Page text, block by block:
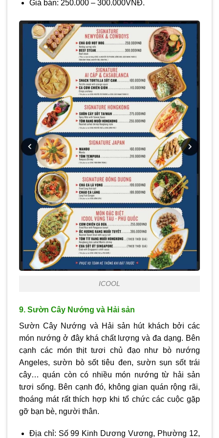
Giá bán: 250.000 – 300.000VNĐ.
ICOOL
9. Sườn Cây Nướng và Hải sản
Sườn Cây Nướng và Hải sản hút khách bởi các
món nướng ở đây khá chất lượng và đa dạng. Bên
cạnh các món thịt tươi chủ đạo như bò nướng
Angeles, sườn bò sốt tiêu đen, sườn sụn sốt trái
cây… quán còn có nhiều món nướng từ hải sản
tươi sống. Bên cạnh đó, không gian quán rộng rãi,
thoáng mát rất thích hợp khi tổ chức các cuộc gặp
gỡ bạn bè, người thân.
Địa chỉ: Số 99 Kinh Dương Vương, Phường 12,